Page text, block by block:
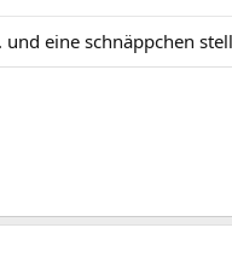
eine schnäppchen